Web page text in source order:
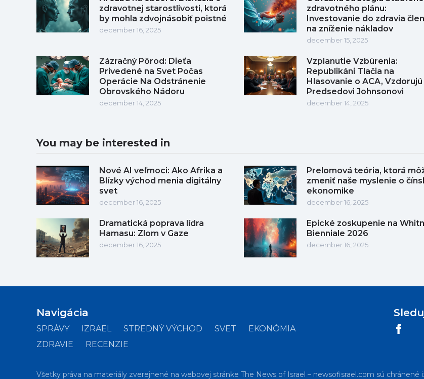
zdravotnej starostlivosti, ktorá
by mohla zdvojnásobiť poistné
december 16, 2025
zdravotného plánu:
Investovanie do zdravia
na zníženie nákladov
december 15, 2025
Zázračný Pôrod: Dieťa
Privedené na Svet Počas
Operácie Na Odstránenie
Obrovského Nádoru
december 14, 2025
Vzplanutie Vzbúrenia:
Republikáni Tlačia na
Hlasovanie o ACA, Vzdorujú
Predsedovi Johnsonovi
december 14, 2025
You may be interested in
Nové AI veľmoci: Ako Afrika a
Blízky východ menia digitálny
svet
december 16, 2025
Prelomová teória, ktorá
zmeniť naše myslenie o
ekonomike
december 16, 2025
Dramatická poprava lídra
Hamasu: Zlom v Gaze
december 16, 2025
Epické zoskupenie na
Bienniale 2026
december 16, 2025
Navigácia
SPRÁVY IZRAEL STREDNÝ VÝCHOD SVET
EKONÓMIA
ZDRAVIE
RECENZIE
Všetky práva na materiály zverejnené na webovej stránke The News of Israel – newsofisrael.com sú